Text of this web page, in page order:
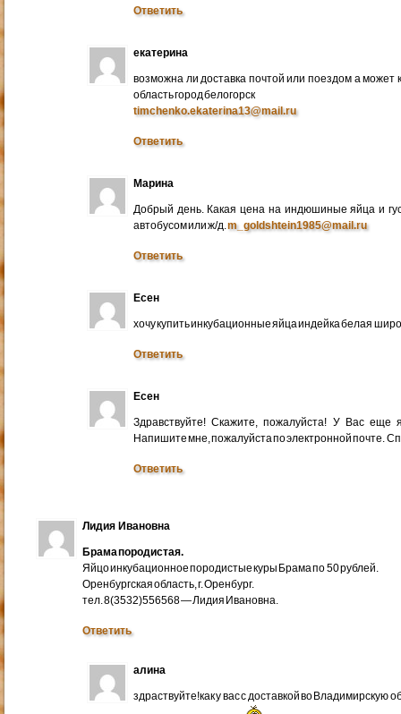
Ответить
екатерина
возможна ли доставка почтой или поездом а
область город белогорск
timchenko.ekaterina13@mail.ru
Ответить
Марина
Добрый день. Какая цена на индюшиные яйца и
автобусом или ж/д.m_goldshtein1985@mail.ru
Ответить
Есен
хочу купить инкубационные яйца индейка белая
Ответить
Есен
Здравствуйте! Скажите, пожалуйста! У Вас еще
Напишите мне, пожалуйста по электронной почте.
Ответить
Лидия Ивановна
Брама породистая.
Яйцо инкубационное породистые куры Брама по 50 рублей.
Оренбургская область, г. Оренбург.
тел. 8(3532)556568 — Лидия Ивановна.
Ответить
алина
здраствуйте!как у вас с доставкой во Владимирскую